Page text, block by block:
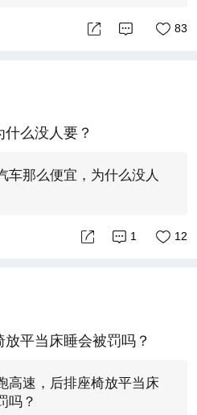
83
么没人要？
车那么便宜，为什么没人
12
1
平当床睡会被罚吗？
高速，后排座椅放平当床
吗？